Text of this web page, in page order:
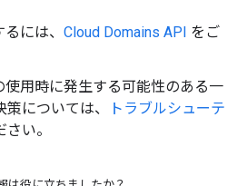
には、 Cloud Domains API をご
使用時に発生する可能性のある一
については、
トラブルシューテ
い。